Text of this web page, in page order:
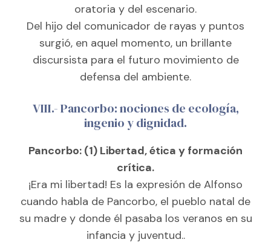
oratoria y del escenario.
Del hijo del comunicador de rayas y puntos
surgió, en aquel momento, un brillante
discursista para el futuro movimiento de
defensa del ambiente.
VIII.- Pancorbo: nociones de ecología,
ingenio y dignidad.
Pancorbo: (1) Libertad, ética y formación
crítica.
¡Era mi libertad! Es la expresión de Alfonso
cuando habla de Pancorbo, el pueblo natal de
su madre y donde él pasaba los veranos en su
infancia y juventud..